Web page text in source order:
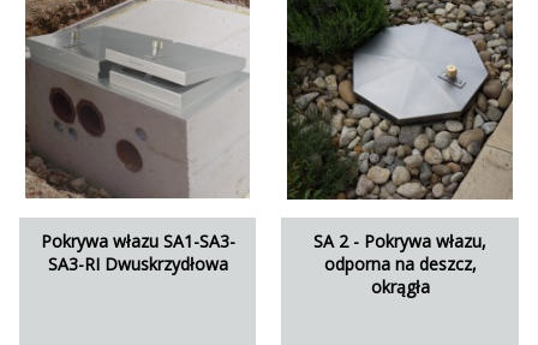
Pokrywa włazu SA1-SA3-
SA3-RI Dwuskrzydłowa
SA 2 - Pokrywa włazu,
odporna na deszcz,
okrągła